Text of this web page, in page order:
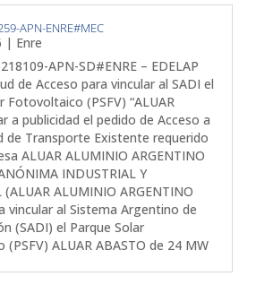
APN-ENRE#MEC
| Enre
APN-SD#ENRE – EDELAP
de Acceso para vincular al SADI el
Fotovoltaico (PSFV) “ALUAR
a publicidad el pedido de Acceso a
de Transporte Existente requerido
ALUAR ALUMINIO ARGENTINO
INDUSTRIAL Y
(ALUAR ALUMINIO ARGENTINO
vincular al Sistema Argentino de
(SADI) el Parque Solar
ALUAR ABASTO de 24 MW